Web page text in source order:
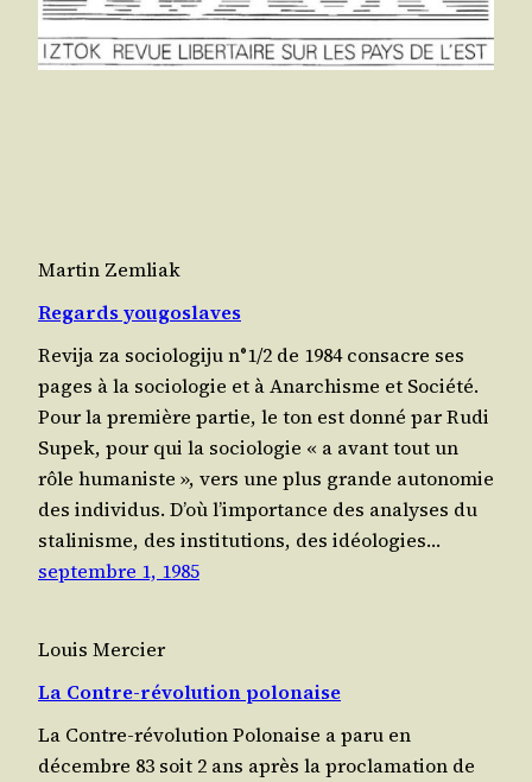
Martin Zemliak
Regards yougoslaves
Revi­ja za socio­lo­gi­ju n°1/2 de 1984 consacre ses
pages à la socio­lo­gie et à Anar­chisme et Socié­té.
Pour la pre­mière par­tie, le ton est don­né par Rudi
Supek, pour qui la socio­lo­gie « a avant tout un
rôle huma­niste », vers une plus grande auto­no­mie
des individus. D’où l’im­por­tance des ana­lyses du
sta­li­nisme, des ins­ti­tu­tions, des idéo­lo­gies…
septembre 1, 1985
Louis Mercier
La Contre-révolution polonaise
La Contre-révo­lu­tion Polo­naise a paru en
décembre 83 soit 2 ans après la pro­cla­ma­tion de